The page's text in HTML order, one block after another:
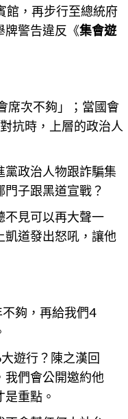
館，再步行至總統府
牌警告違反《集會遊
席次不夠」；當國會
對抗時，上層的政治人
黨政治人物跟詐騙集
子跟黑道宣戰？
不見可以再大聲一
凱道發出怒吼，讓他
夠，再給我們4
遊行？陳之漢回
我們會公開邀約他
是重點 。